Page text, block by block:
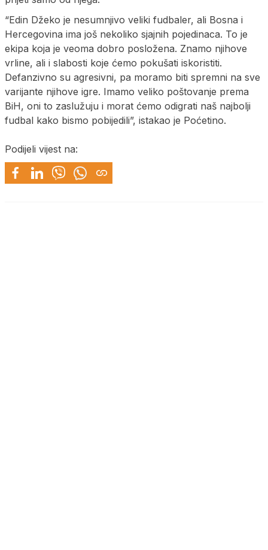
“Edin Džeko je nesumnjivo veliki fudbaler, ali Bosna i
Hercegovina ima još nekoliko sjajnih pojedinaca. To je
ekipa koja je veoma dobro posložena. Znamo njihove
vrline, ali i slabosti koje ćemo pokušati iskoristiti.
Defanzivno su agresivni, pa moramo biti spremni na sve
varijante njihove igre. Imamo veliko poštovanje prema
BiH, oni to zaslužuju i morat ćemo odigrati naš najbolji
fudbal kako bismo pobijedili”, istakao je Poćetino.
Podijeli vijest na: